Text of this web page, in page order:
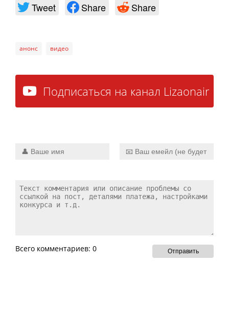
Tweet
Share Share
анонс видео
Подписаться на канал Lizaonair
Всего комментариев: 0